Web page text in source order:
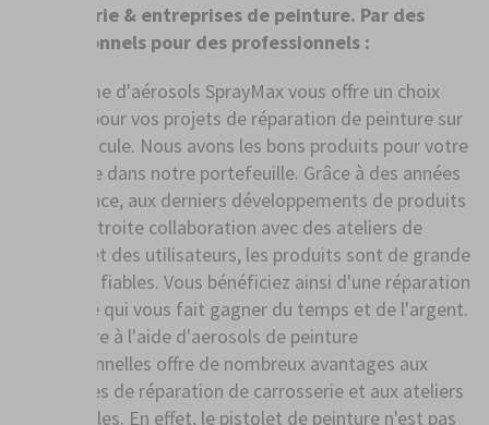
Carrosserie & entreprises de peinture. Par des
professionnels pour des professionnels :
Le système d'aérosols SprayMax vous offre un choix
complet pour vos projets de réparation de peinture sur
votre véhicule. Nous avons les bons produits pour votre
dommage dans notre portefeuille. Grâce à des années
d'expérience, aux derniers développements de produits
et à une étroite collaboration avec des ateliers de
peinture et des utilisateurs, les produits sont de grande
qualité et fiables. Vous bénéficiez ainsi d'une réparation
de qualité qui vous fait gagner du temps et de l'argent.
La peinture à l'aide d'aerosols de peinture
professionnelles offre de nombreux avantages aux
entreprises de réparation de carrosserie et aux ateliers
automobiles. En effet, le pistolet de peinture n'est pas